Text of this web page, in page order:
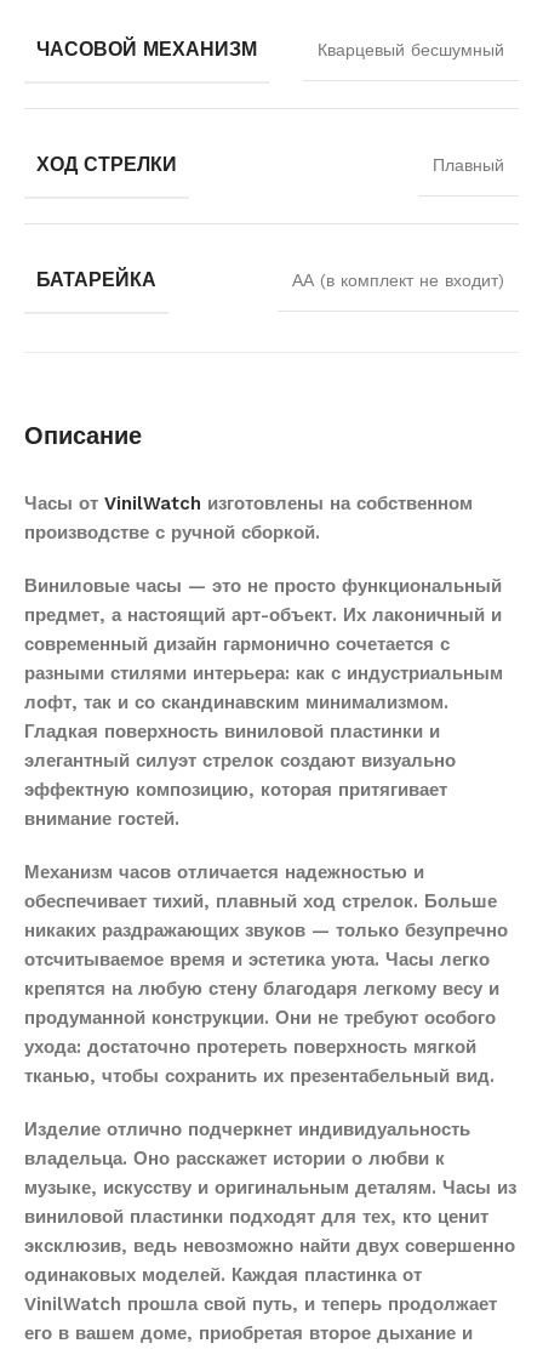
ЧАСОВОЙ МЕХАНИЗМ Кварцевый бесшумный
ХОД СТРЕЛКИ Плавный
БАТАРЕЙКА АА (в комплект не входит)
Описание
Часы от VinilWatch изготовлены на собственном
производстве с ручной сборкой.
Виниловые часы — это не просто функциональный
предмет, а настоящий арт-объект. Их лаконичный и
современный дизайн гармонично сочетается с
разными стилями интерьера: как с индустриальным
лофт, так и со скандинавским минимализмом.
Гладкая поверхность виниловой пластинки и
элегантный силуэт стрелок создают визуально
эффектную композицию, которая притягивает
внимание гостей.
Механизм часов отличается надежностью и
обеспечивает тихий, плавный ход стрелок. Больше
никаких раздражающих звуков — только безупречно
отсчитываемое время и эстетика уюта. Часы легко
крепятся на любую стену благодаря легкому весу и
продуманной конструкции. Они не требуют особого
ухода: достаточно протереть поверхность мягкой
тканью, чтобы сохранить их презентабельный вид.
Изделие отлично подчеркнет индивидуальность
владельца. Оно расскажет истории о любви к
музыке, искусству и оригинальным деталям. Часы из
виниловой пластинки подходят для тех, кто ценит
эксклюзив, ведь невозможно найти двух совершенно
одинаковых моделей. Каждая пластинка от
VinilWatch прошла свой путь, и теперь продолжает
его в вашем доме, приобретая второе дыхание и